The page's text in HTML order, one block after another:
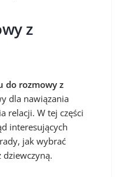
z
do rozmowy z
dla nawiązania
relacji. W tej części
interesujących
jak wybrać